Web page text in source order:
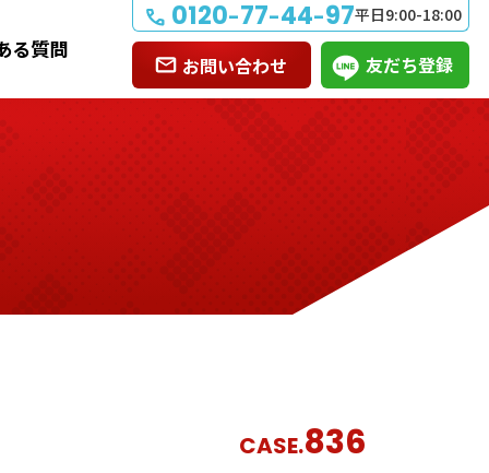
0120-77-44-97平日9:00-18:00
お問い合わせ 友だち登録
る質問
CASE.836